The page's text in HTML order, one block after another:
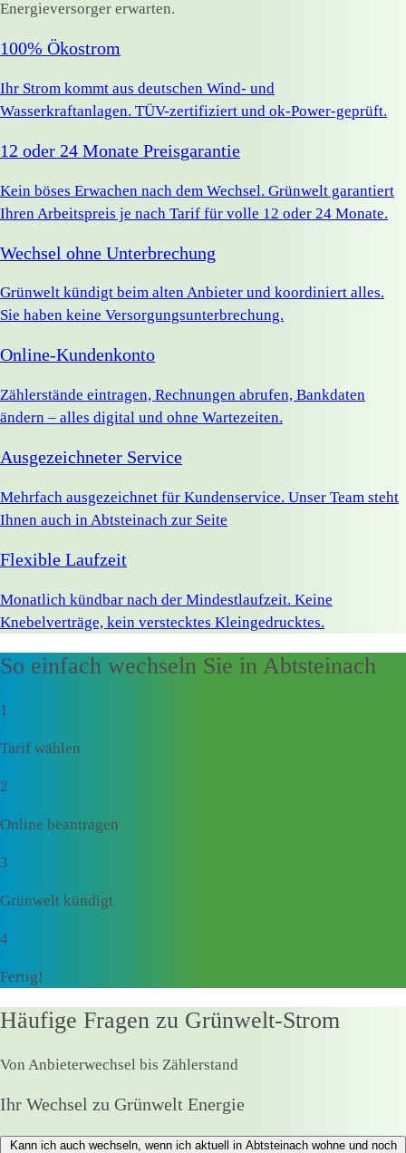
Energieversorger erwarten.
100% Ökostrom
Ihr Strom kommt aus deutschen Wind- und
Wasserkraftanlagen. TÜV-zertifiziert und ok-Power-geprüft.
12 oder 24 Monate Preisgarantie
Kein böses Erwachen nach dem Wechsel. Grünwelt garantiert
Ihren Arbeitspreis je nach Tarif für volle 12 oder 24 Monate.
Wechsel ohne Unterbrechung
Grünwelt kündigt beim alten Anbieter und koordiniert alles.
Sie haben keine Versorgungsunterbrechung.
Online-Kundenkonto
Zählerstände eintragen, Rechnungen abrufen, Bankdaten
ändern – alles digital und ohne Wartezeiten.
Ausgezeichneter Service
Mehrfach ausgezeichnet für Kundenservice. Unser Team steht
Ihnen auch in Abtsteinach zur Seite
Flexible Laufzeit
Monatlich kündbar nach der Mindestlaufzeit. Keine
Knebelverträge, kein verstecktes Kleingedrucktes.
So einfach wechseln Sie in Abtsteinach
1
Tarif wählen
2
Online beantragen
3
Grünwelt kündigt
4
Fertig!
Häufige Fragen zu Grünwelt-Strom
Von Anbieterwechsel bis Zählerstand
Ihr Wechsel zu Grünwelt Energie
Kann ich auch wechseln, wenn ich aktuell in Abtsteinach wohne und noch